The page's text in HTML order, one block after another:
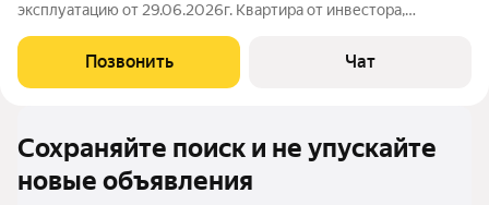
эксплуатацию от 29.06.2026г. Квартира от инвестора,
класса. Планировка на 2 стороны, витражи, кухня-гостиная
36м, 2 изолир.спальни
Позвонить Чат
Сохраняйте поиск и не упускайте
новые объявления